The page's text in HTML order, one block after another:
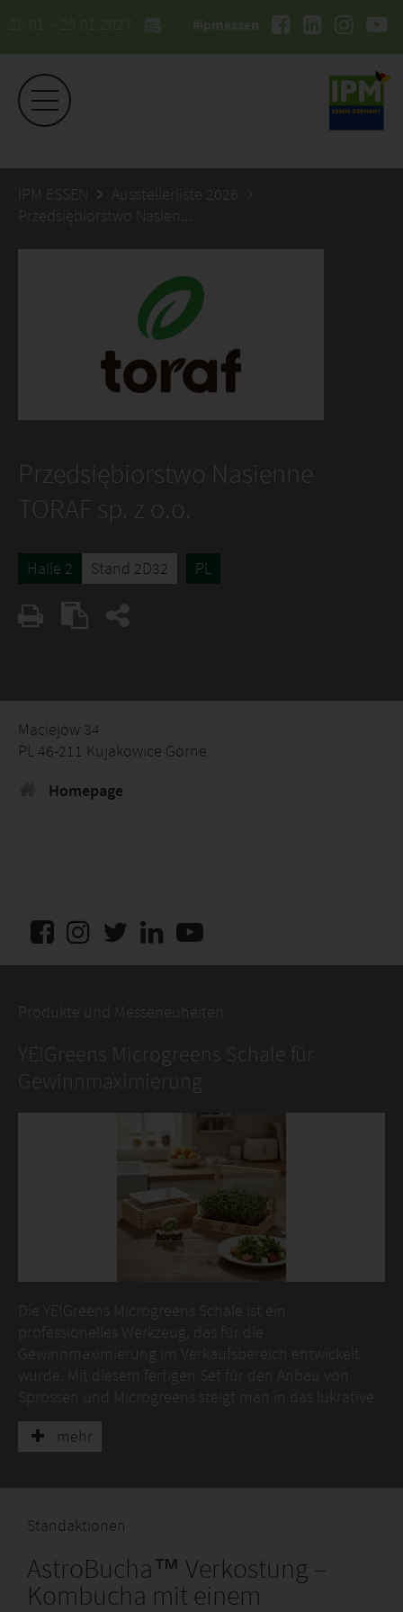
26.01. - 29.01.2027 #ipmessen
IPM ESSEN
Ausstellerliste 2026
Przedsiębiorstwo Nasienne TORAF sp. z o.o.
Przedsiębiorstwo Nasienne
TORAF sp. z o.o.
Halle 2 Stand 2D32 PL
Maciejów 34
PL 46-211 Kujakowice Górne
Homepage
Produkte und Messeneuheiten
YE!Greens Microgreens Schale für
Gewinnmaximierung
Die YE!Greens Microgreens Schale ist ein
professionelles Werkzeug, das für die
Gewinnmaximierung im Verkaufsbereich entwickelt
wurde. Mit diesem fertigen Set für den Anbau von
Sprossen und Microgreens steigt man in das lukrative
Segment des Indoor Farming ein, das stetig wächst.
Die Schale ermöglicht den sauberen und effizienten
traditionelle Erde überflüssig, was für Gartencenter
professionelle, natürliche Matten. Dank ihnen erzielen
Kunden eine schnelle und sichere Ernte beliebter
mehr
Standaktionen
AstroBucha™ Verkostung –
Kombucha mit einem